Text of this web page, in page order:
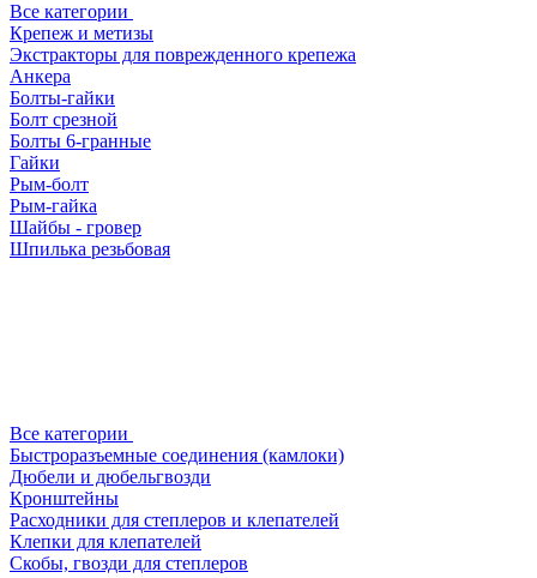
Все категории
Крепеж и метизы
Экстракторы для поврежденного крепежа
Анкера
Болты-гайки
Болт срезной
Болты 6-гранные
Гайки
Рым-болт
Рым-гайка
Шайбы - гровер
Шпилька резьбовая
Все категории
Быстроразъемные соединения (камлоки)
Дюбели и дюбельгвозди
Кронштейны
Расходники для степлеров и клепателей
Клепки для клепателей
Скобы, гвозди для степлеров